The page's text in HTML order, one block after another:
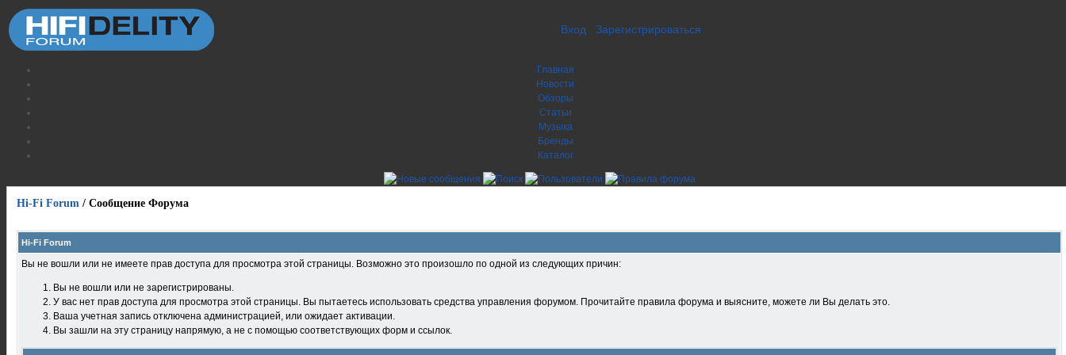
Вход Зарегистрироваться
Главная
Новости
Обзоры
Статьи
Музыка
Бренды
Каталог
Hi-Fi Forum / Сообщение Форума
Hi-Fi Forum
Вы не вошли или не имеете прав доступа для просмотра этой страницы. Возможно это произошло по одной из следующих причин:
Вы не вошли или не зарегистрированы.
У вас нет прав доступа для просмотра этой страницы. Вы пытаетесь использовать средства управления форумом. Прочитайте правила форума и выясните, можете ли Вы делать это.
Ваша учетная запись отключена администрацией, или ожидает активации.
Вы зашли на эту страницу напрямую, а не с помощью соответствующих форм и ссылок.